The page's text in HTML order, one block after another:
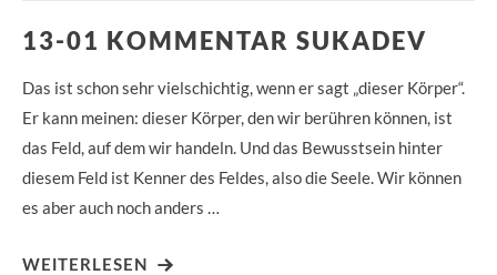
13-01 KOMMENTAR SUKADEV
Das ist schon sehr vielschichtig, wenn er sagt „dieser Körper“.
Er kann meinen: dieser Körper, den wir berühren können, ist
das Feld, auf dem wir handeln. Und das Bewusstsein hinter
diesem Feld ist Kenner des Feldes, also die Seele. Wir können
es aber auch noch anders …
WEITERLESEN